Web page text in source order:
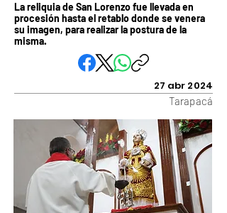
La reliquia de San Lorenzo fue llevada en
procesión hasta el retablo donde se venera
su imagen, para realizar la postura de la
misma.
27 abr 2024
Tarapacá